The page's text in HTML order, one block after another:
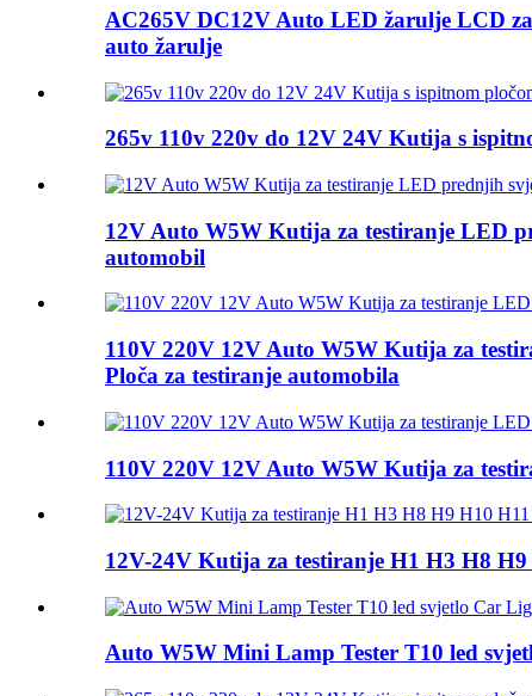
AC265V DC12V Auto LED žarulje LCD
auto žarulje
265v 110v 220v do 12V 24V Kutija s
12V Auto W5W Kutija za testiranje LED
automobil
110V 220V 12V Auto W5W Kutija za
Ploča za testiranje automobila
110V 220V 12V Auto W5W Kutija za
12V-24V Kutija za testiranje H1 H3 H8
Auto W5W Mini Lamp Tester T10 led